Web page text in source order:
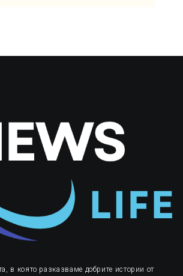
в която разказваме добрите истории от